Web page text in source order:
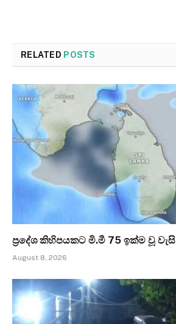
RELATED POSTS
ප්‍රදේශ කිහිපයකට මි.මී 75 ඉක්ම වූ වැසි
August 8, 2026